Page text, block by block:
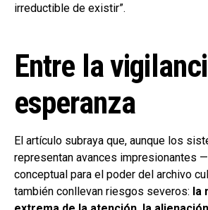
irreductible de existir”.
Entre la
esperanza
El artículo subraya que, aunque los
representan avances impresionantes
conceptual para el poder del archivo
también conllevan riesgos severos: la